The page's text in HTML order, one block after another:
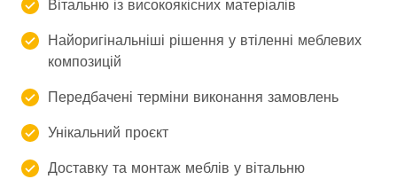
Вітальню із високоякісних матеріалів
Найоригінальніші рішення у втіленні меблевих
композицій
Передбачені терміни виконання замовлень
Унікальний проєкт
Доставку та монтаж меблів у вітальню